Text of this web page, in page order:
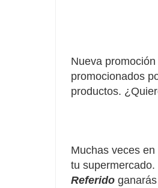
Nueva
promocionados
productos.
Muchas veces
tu
Referido ganarás